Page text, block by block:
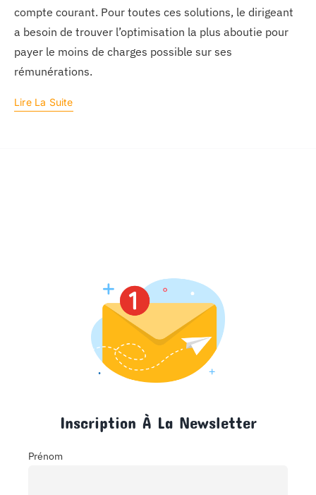
compte courant. Pour toutes ces solutions, le dirigeant
a besoin de trouver l’optimisation la plus aboutie pour
payer le moins de charges possible sur ses
rémunérations.
Lire La Suite
Inscription À La Newsletter
Prénom